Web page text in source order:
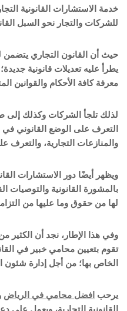
خدمة الاستشارات القانونية
للشركات والتجار نحو السبل
حيث أن القانون التجاري يتضمن
يطرأ عليه تعديلات قانونية
معرفة كافة الأحكام والقوانين
لذلك تلجأ الشركات وكذلك إلى
التعرف على الوضع القانوني
والمنازعات التجارية، والتعرف
ويظهر أيضًا دور الاستشارات
بالمشورة القانونية والتوصيات
لها من حقوق وما عليها من
وفي هذا الإطار، نجد أن الكثير
تقوم بتعيين محامي خبير في
الخاص بها؛ من أجل إدارة شئون
يرحب افضل محامي في الرياض
القانونية التجارية، ويعمل على